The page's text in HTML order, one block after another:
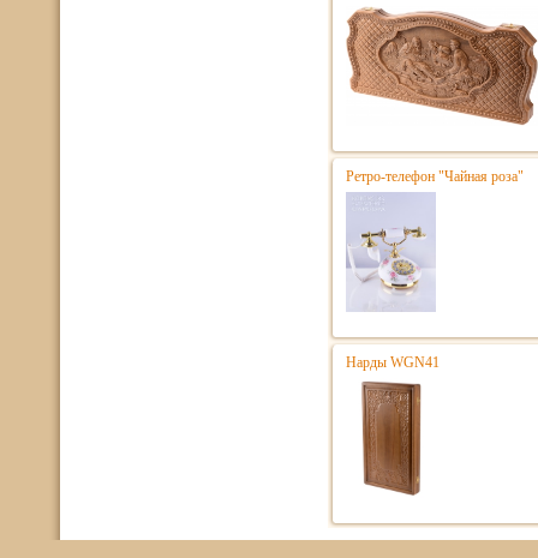
Ретро-телефон "Чайная роза"
Нарды WGN41